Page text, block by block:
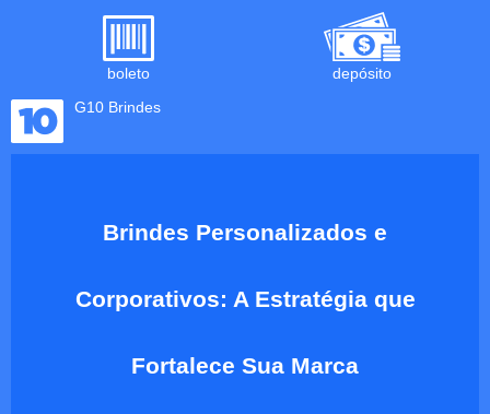
boleto
depósito
G10 Brindes
Brindes Personalizados e
Corporativos: A Estratégia que
Fortalece Sua Marca